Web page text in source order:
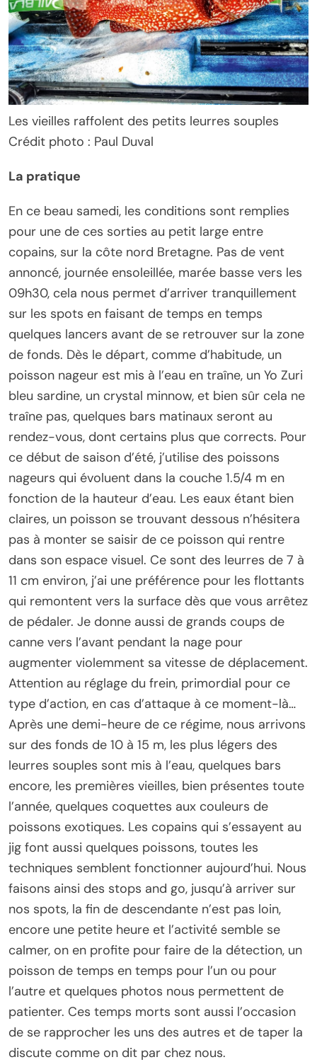
Les vieilles raffolent des petits leurres souples
Crédit photo : Paul Duval
La pratique
En ce beau samedi, les conditions sont remplies
pour une de ces sorties au petit large entre
copains, sur la côte nord Bretagne. Pas de vent
annoncé, journée ensoleillée, marée basse vers les
09h30, cela nous permet d’arriver tranquillement
sur les spots en faisant de temps en temps
quelques lancers avant de se retrouver sur la zone
de fonds. Dès le départ, comme d’habitude, un
poisson nageur est mis à l’eau en traîne, un Yo Zuri
bleu sardine, un crystal minnow, et bien sûr cela ne
traîne pas, quelques bars matinaux seront au
rendez-vous, dont certains plus que corrects. Pour
ce début de saison d’été, j’utilise des poissons
nageurs qui évoluent dans la couche 1.5/4 m en
fonction de la hauteur d’eau. Les eaux étant bien
claires, un poisson se trouvant dessous n’hésitera
pas à monter se saisir de ce poisson qui rentre
dans son espace visuel. Ce sont des leurres de 7 à
11 cm environ, j’ai une préférence pour les flottants
qui remontent vers la surface dès que vous arrêtez
de pédaler. Je donne aussi de grands coups de
canne vers l’avant pendant la nage pour
augmenter violemment sa vitesse de déplacement.
Attention au réglage du frein, primordial pour ce
type d’action, en cas d’attaque à ce moment-là…
Après une demi-heure de ce régime, nous arrivons
sur des fonds de 10 à 15 m, les plus légers des
leurres souples sont mis à l’eau, quelques bars
encore, les premières vieilles, bien présentes toute
l’année, quelques coquettes aux couleurs de
poissons exotiques. Les copains qui s’essayent au
jig font aussi quelques poissons, toutes les
techniques semblent fonctionner aujourd’hui. Nous
faisons ainsi des stops and go, jusqu’à arriver sur
nos spots, la fin de descendante n’est pas loin,
encore une petite heure et l’activité semble se
calmer, on en profite pour faire de la détection, un
poisson de temps en temps pour l’un ou pour
l’autre et quelques photos nous permettent de
patienter. Ces temps morts sont aussi l’occasion
de se rapprocher les uns des autres et de taper la
discute comme on dit par chez nous.